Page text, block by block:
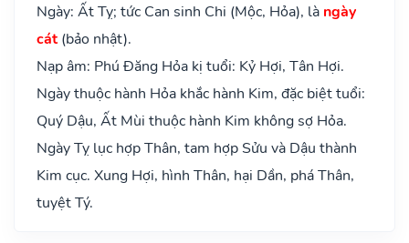
Ngày: Ất Tỵ; tức Can sinh Chi (Mộc, Hỏa), là ngày
cát(bảo nhật).
Nạp âm: Phú Đăng Hỏa kị tuổi: Kỷ Hợi, Tân Hợi.
Ngày thuộc hành Hỏa khắc hành Kim, đặc biệt tuổi:
Quý Dậu, Ất Mùi thuộc hành Kim không sợ Hỏa.
Ngày Tỵ lục hợp Thân, tam hợp Sửu và Dậu thành
Kim cục. Xung Hợi, hình Thân, hại Dần, phá Thân,
tuyệt Tý.